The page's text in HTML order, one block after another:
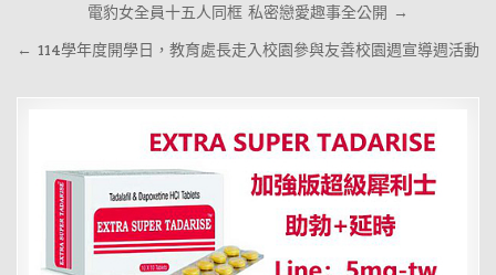
章
覽
電豹女全員十五人同框 私密戀愛趣事全公開 →
← 114學年度開學日，教育處長走入校園參與友善校園週宣導週活動